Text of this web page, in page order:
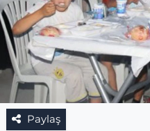
Paylaş
Topluluk Kuralları
Yayın İlkeleri